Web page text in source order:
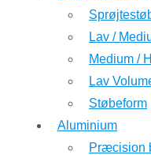
Lav /
Medium /
Lav
Støbeform
Aluminium
Præcision